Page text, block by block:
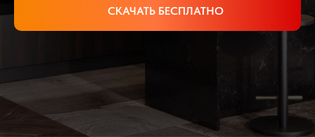
СКАЧАТЬ БЕСПЛАТНО